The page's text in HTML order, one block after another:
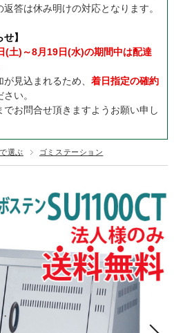
答は休み明けの対応となります。
】
(土)～8月19日(水)の期間中は配達
見込まれるため、 着日指定の確約
い。
でお問合せ頂きますようお願い申し
選ぶ ゴミステーション